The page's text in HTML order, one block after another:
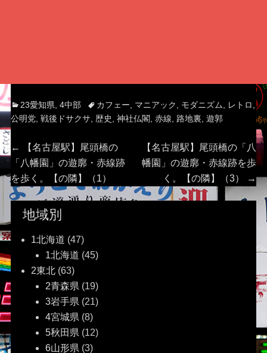
Categories
23愛知県 4中部 Tagsカフェー マニアック モダニズム レトロ
公明党, 戦後ドサクサ, 歴史 神社仏閣 赤線 路地裏 遊郭
投
稿
ナ
ビ
ゲ
ー
シ
ョ
←
Previous
post:
【名古屋駅】尾頭橋の
「八幡園」の遊廓・赤線跡
を歩く。【の隣】（1）
Next
post:
【名古屋駅】尾頭橋の「八
幡園」の遊廓・赤線跡を歩
く。【の隣】（3）
→
地域別
1北海道 (47)
1北海道 (45)
2東北(63)
2青森県 (19)
3岩手県 (21)
4宮城県 (8)
5秋田県 (12)
6山形県 (3)